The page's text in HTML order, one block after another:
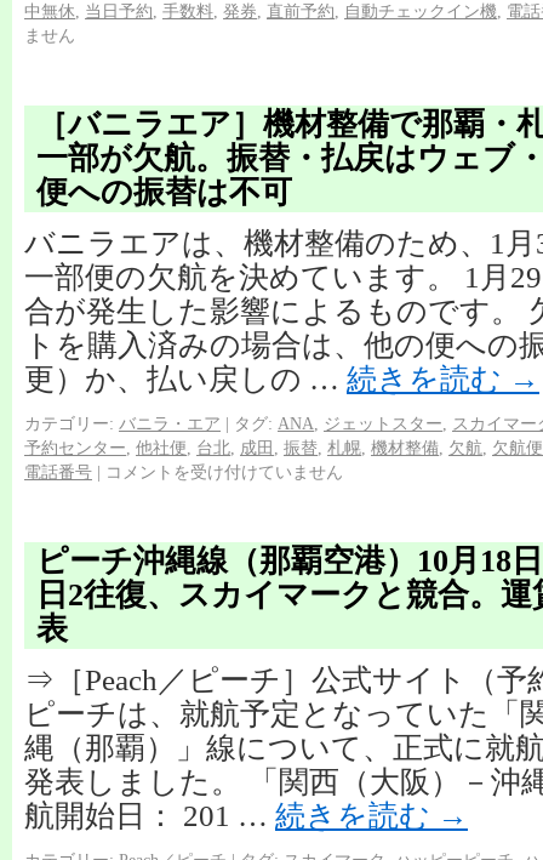
中無休
当日予約 手数料 発券 直前予約 自動チェックイン機
電
ません
［バニラエア］機材整備で那覇・
一部が欠航。振替・払戻はウェブ
便への振替は不可
バニラエアは、機材整備のため、1月
一部便の欠航を決めています。 1月
合が発生した影響によるものです。
トを購入済みの場合は、他の便への
更）か、払い戻しの … 続きを読む →
カテゴリー: バニラ・エア | タグ: ANA ジェットスター
スカイマー
予約センター 他社便 台北 成田 振替 札幌 機材整備 欠航
欠航便
電話番号 | コメントを受け付けていません
ピーチ沖縄線（那覇空港）10月18
日2往復、スカイマークと競合。
表
⇒［Peach／ピーチ］公式サイト（予
ピーチは、就航予定となっていた「
縄（那覇）」線について、正式に就
発表しました。 「関西（大阪）－沖
航開始日： 201 … 続きを読む →